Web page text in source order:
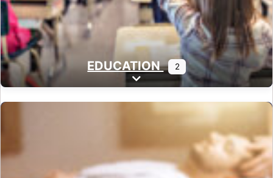
EDUCATION 2
Expand sub-categories